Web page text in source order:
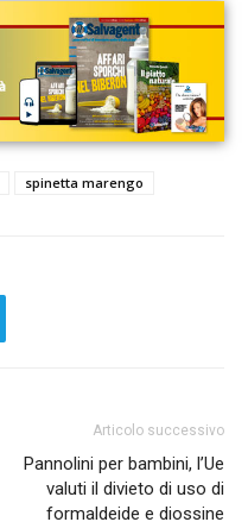
spinetta marengo
Articolo successivo
Pannolini per bambini, l’Ue
valuti il divieto di uso di
formaldeide e diossine